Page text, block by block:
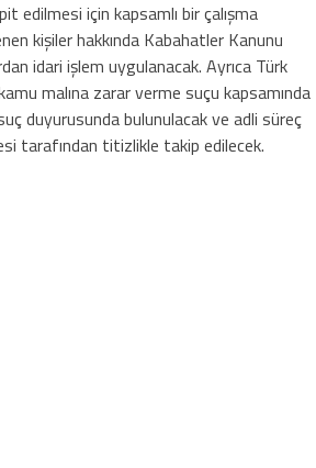
edilmesi için kapsamlı bir çalışma
kişiler hakkında Kabahatler Kanunu
idari işlem uygulanacak. Ayrıca Türk
malına zarar verme suçu kapsamında
duyurusunda bulunulacak ve adli süreç
tarafından titizlikle takip edilecek.